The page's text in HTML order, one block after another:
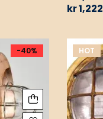
kr
-40% HOT